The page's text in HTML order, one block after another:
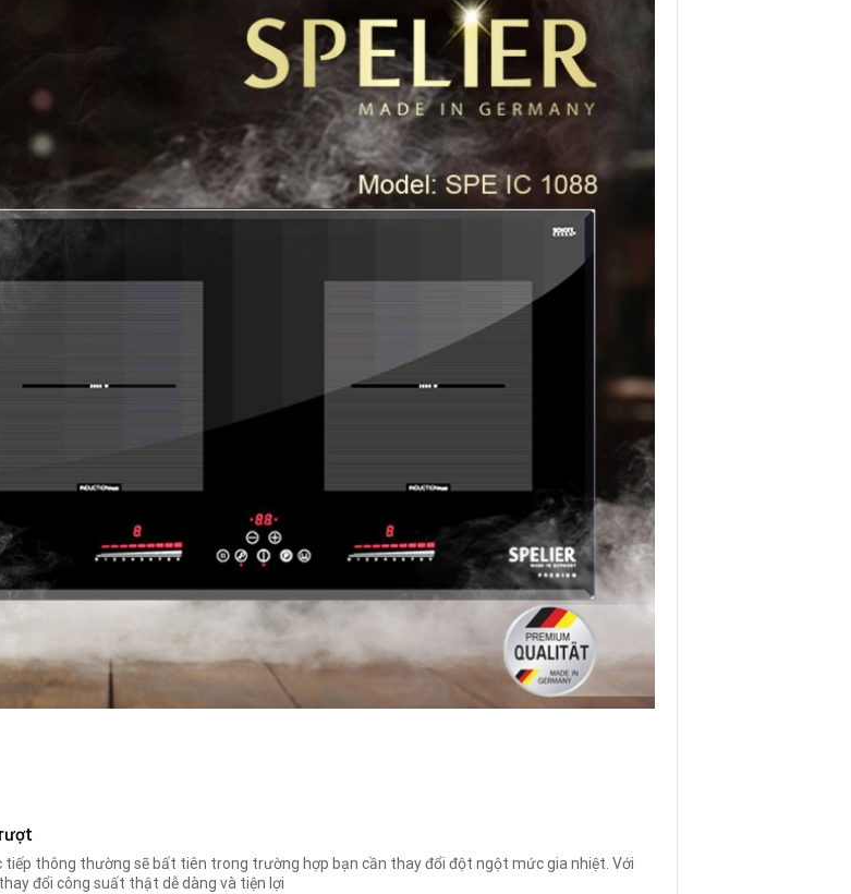
tiếp thông thường sẽ bất tiên trong trường hợp bạn cần thay đổi đột ngột mức gia nhiệt. Với
đổi công suất thật dễ dàng và tiện lợi